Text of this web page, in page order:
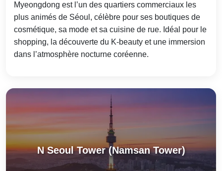
Myeongdong est l’un des quartiers commerciaux les
plus animés de Séoul, célèbre pour ses boutiques de
cosmétique, sa mode et sa cuisine de rue. Idéal pour le
shopping, la découverte du K‑beauty et une immersion
dans l’atmosphère nocturne coréenne.
N Seoul Tower (Namsan Tower)